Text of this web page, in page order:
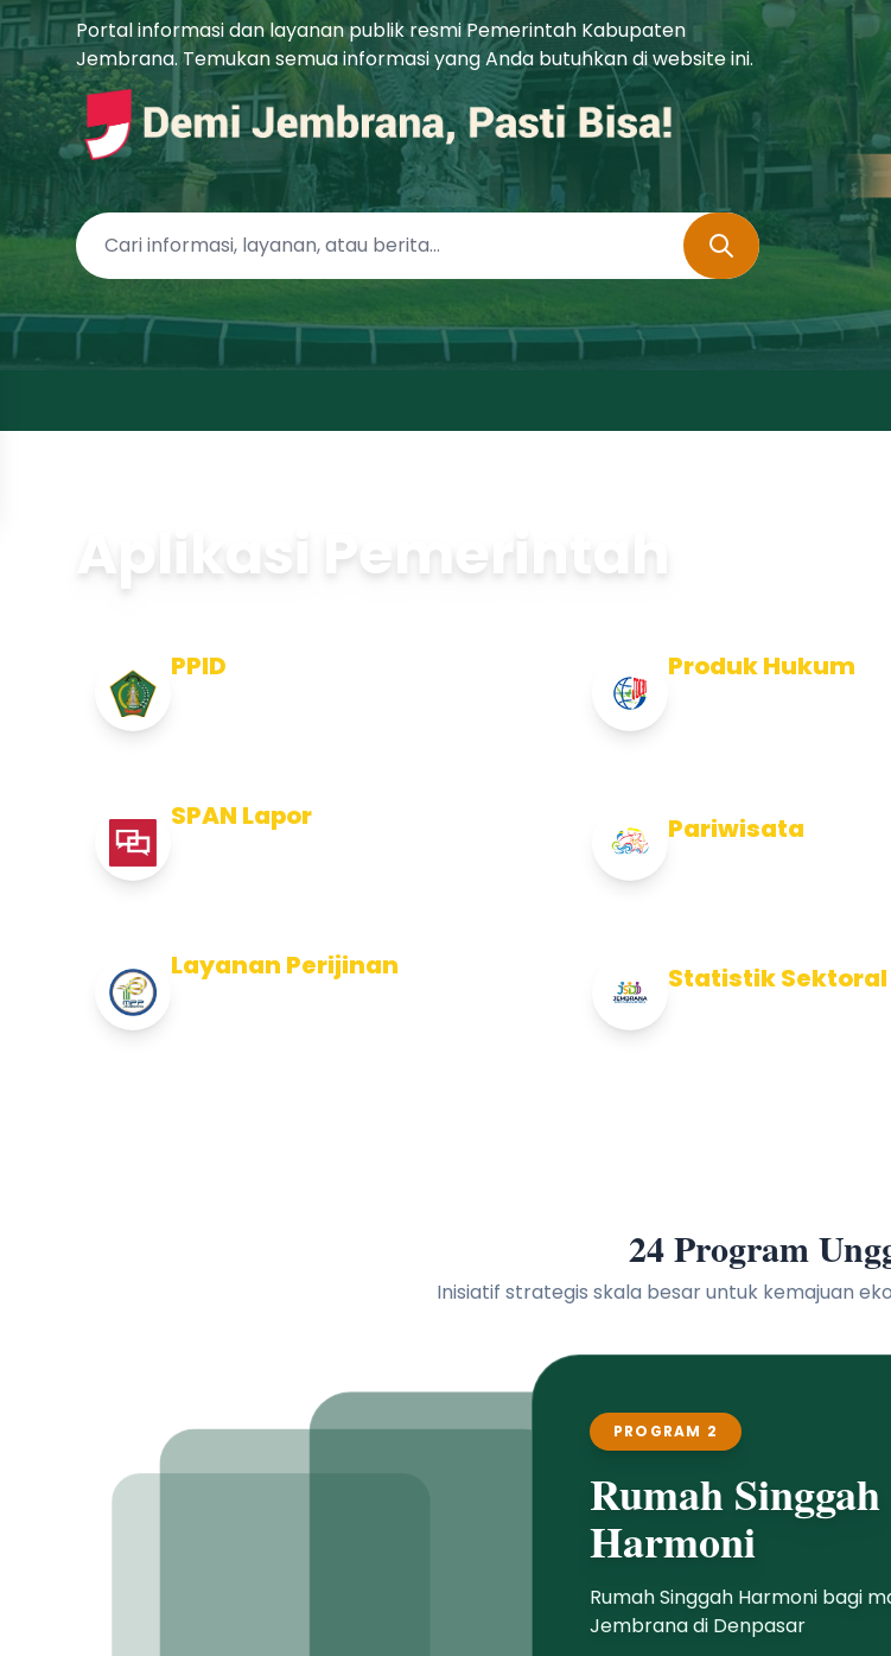
Portal informasi dan layanan publik resmi Pemerintah Kabupaten
Jembrana. Temukan semua informasi yang Anda butuhkan di website ini.
Aplikasi Pemerintah
PPID Produk Hukum
SPAN Lapor Pariwisata
Layanan Perijinan Statistik Sektoral
24 Program
Inisiatif strategis skala besar untuk kemajuan
PROGRAM 2
Rumah Singgah
Harmoni
Rumah Singgah Harmoni bagi
Jembrana di Denpasar